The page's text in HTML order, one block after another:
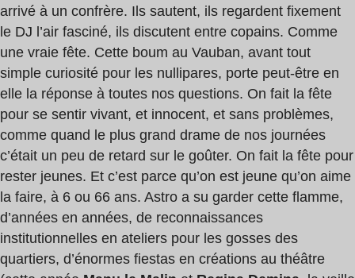
arrivé à un confrère. Ils sautent, ils regardent fixement
le DJ l’air fasciné, ils discutent entre copains. Comme
une vraie fête. Cette boum au Vauban, avant tout
simple curiosité pour les nullipares, porte peut-être en
elle la réponse à toutes nos questions. On fait la fête
pour se sentir vivant, et innocent, et sans problèmes,
comme quand le plus grand drame de nos journées
c’était un peu de retard sur le goûter. On fait la fête pour
rester jeunes. Et c’est parce qu’on est jeune qu’on aime
la faire, à 6 ou 66 ans. Astro a su garder cette flamme,
d’années en années, de reconnaissances
institutionnelles en ateliers pour les gosses des
quartiers, d’énormes fiestas en créations au théâtre